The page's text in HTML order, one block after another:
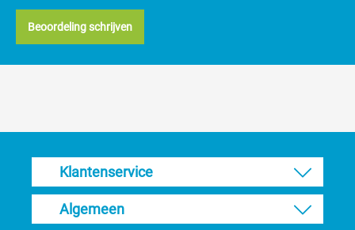
Beoordeling schrijven
Klantenservice
Algemeen